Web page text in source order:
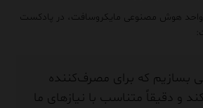
هوش مصنوعی مایکروسافت، در پادکست
بسازیم که برای مصرف‌کننده
و دقیقاً متناسب با نیازهای ما